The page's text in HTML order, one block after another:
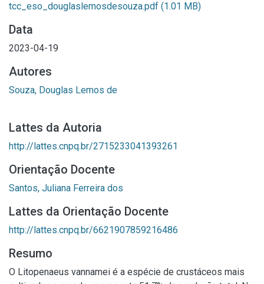
tcc_eso_douglaslemosdesouza.pdf (1.01 MB)
Data
2023-04-19
Autores
Souza, Douglas Lemos de
Lattes da Autoria
http://lattes.cnpq.br/2715233041393261
Orientação Docente
Santos, Juliana Ferreira dos
Lattes da Orientação Docente
http://lattes.cnpq.br/6621907859216486
Resumo
O Litopenaeus vannamei é a espécie de crustáceos mais